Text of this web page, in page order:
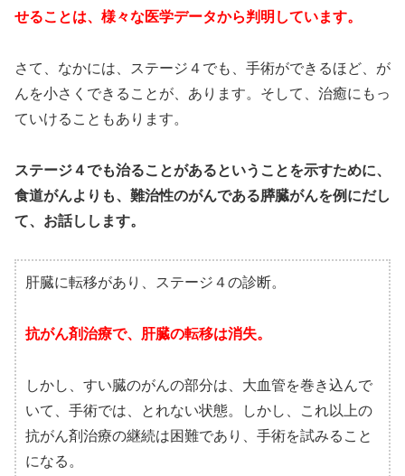
せることは、様々な医学データから判明しています。
さて、なかには、ステージ４でも、手術ができるほど、が
んを小さくできることが、あります。そして、治癒にもっ
ていけることもあります。
ステージ４でも治ることがあるということを示すために、
食道がんよりも、難治性のがんである膵臓がんを例にだし
て、お話しします。
肝臓に転移があり、ステージ４の診断。
抗がん剤治療で、肝臓の転移は消失。
しかし、すい臓のがんの部分は、大血管を巻き込んで
いて、手術では、とれない状態。しかし、これ以上の
抗がん剤治療の継続は困難であり、手術を試みること
になる。